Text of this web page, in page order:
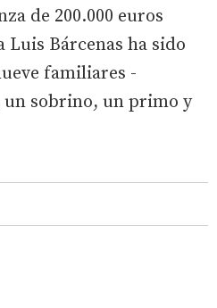
de 200.000 euros
Bárcenas ha sido
familiares -
un sobrino, un primo y